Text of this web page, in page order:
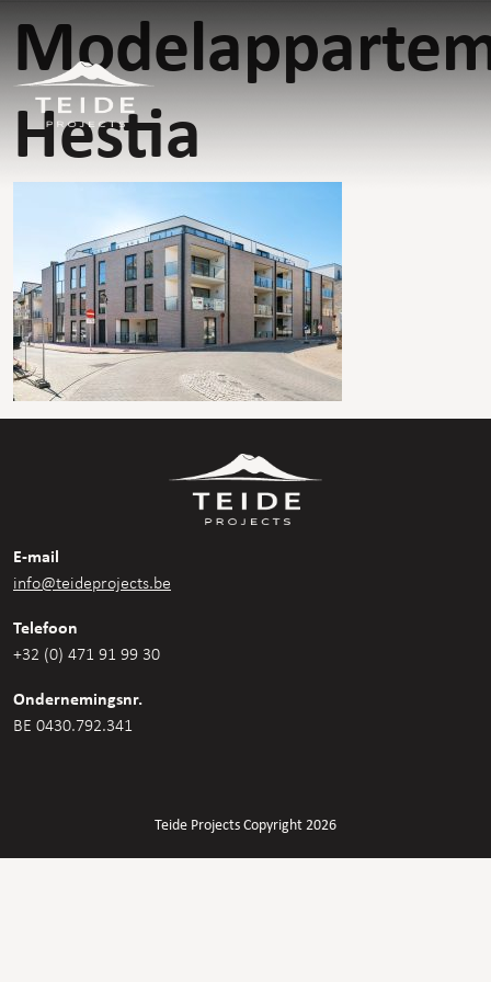
Hestia
E-mail
info@teideprojects.be
Telefoon
+32 (0) 471 91 99 30
Ondernemingsnr.
BE 0430.792.341
Teide Projects Copyright 2026